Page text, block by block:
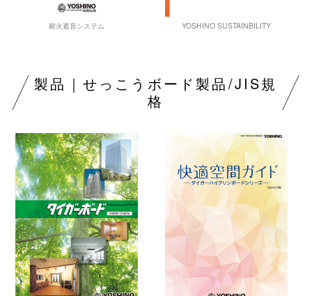
耐火遮音システム YOSHINO SUSTAINBILITY
製品｜せっこうボード製品/JIS規
格